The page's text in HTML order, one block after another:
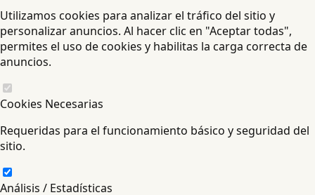
Utilizamos cookies para analizar el tráfico del sitio y
personalizar anuncios. Al hacer clic en "Aceptar todas",
permites el uso de cookies y habilitas la carga correcta de
anuncios.
Cookies Necesarias
Requeridas para el funcionamiento básico y seguridad del
sitio.
Análisis / Estadísticas